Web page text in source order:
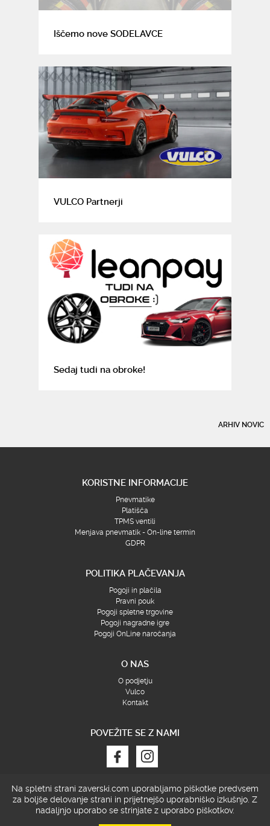
Iščemo nove SODELAVCE
VULCO Partnerji
Sedaj tudi na obroke!
ARHIV NOVIC
KORISTNE INFORMACIJE
Pnevmatike
Platišča
TPMS ventili
Menjava pnevmatik - On-line termin
GDPR
POLITIKA PLAČEVANJA
Pogoji in plačila
Pravni pouk
Pogoji spletne trgovine
Pogoji nagradne igre
Pogoji OnLine naročanja
O NAS
O podjetju
Vulco
Kontakt
POVEŽITE SE Z NAMI
Na spletni strani zaverski.com uporabljamo piškotke predvsem
za boljše delovanje strani in prijetnejšo uporabniško izkušnjo. Z
nadaljnjo uporabo se strinjate z uporabo piškotkov.